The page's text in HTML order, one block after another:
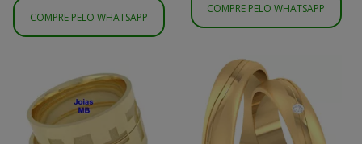
COMPRE PELO WHATSAPP
COMPRE PELO WHATSAPP